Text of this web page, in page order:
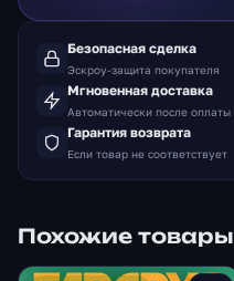
Безопасная сделка
Эскроу-защита покупателя
Мгновенная доставка
Автоматически после оплаты
Гарантия возврата
Если товар не соответствует
Похожие товары